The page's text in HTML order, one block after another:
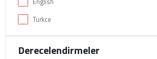
English
Turkce
Derecelendirmeler